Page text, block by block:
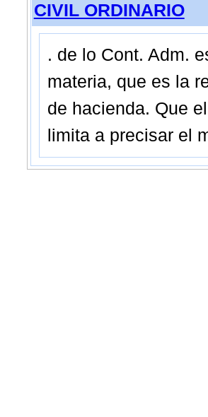
CIVIL ORDINARIO
. de lo Cont. Adm.
materia, que es la
de hacienda. Que
limita a precisar el